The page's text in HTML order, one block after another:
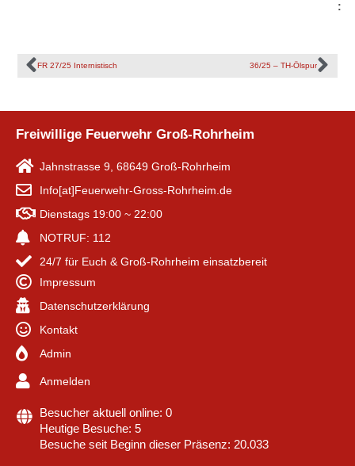
:
FR 27/25 Internistisch 36/25 – TH-Ölspur
Freiwillige Feuerwehr Groß-Rohrheim
Jahnstrasse 9, 68649 Groß-Rohrheim
Info[at]Feuerwehr-Gross-Rohrheim.de
Dienstags 19:00 ~ 22:00
NOTRUF: 112
24/7 für Euch & Groß-Rohrheim einsatzbereit
Impressum
Datenschutzerklärung
Kontakt
Admin
Anmelden
Besucher aktuell online: 0
Heutige Besuche: 5
Besuche seit Beginn dieser Präsenz: 20.033